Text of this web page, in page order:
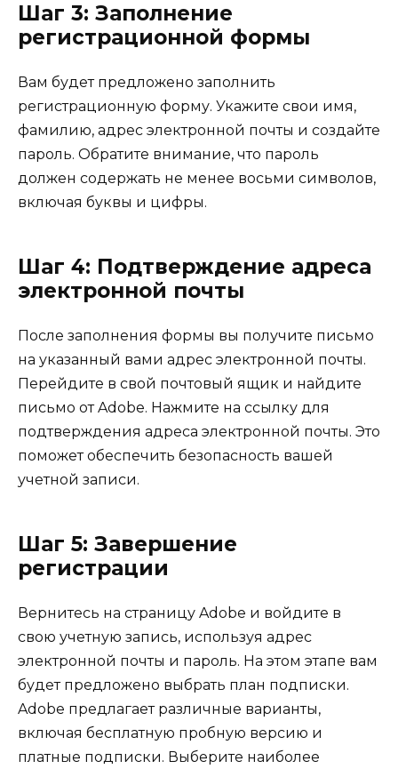
Шаг 3: Заполнение
регистрационной формы
Вам будет предложено заполнить
регистрационную форму. Укажите свои имя,
фамилию, адрес электронной почты и создайте
пароль. Обратите внимание, что пароль
должен содержать не менее восьми символов,
включая буквы и цифры.
Шаг 4: Подтверждение адреса
электронной почты
После заполнения формы вы получите письмо
на указанный вами адрес электронной почты.
Перейдите в свой почтовый ящик и найдите
письмо от Adobe. Нажмите на ссылку для
подтверждения адреса электронной почты. Это
поможет обеспечить безопасность вашей
учетной записи.
Шаг 5: Завершение
регистрации
Вернитесь на страницу Adobe и войдите в
свою учетную запись, используя адрес
электронной почты и пароль. На этом этапе вам
будет предложено выбрать план подписки.
Adobe предлагает различные варианты,
включая бесплатную пробную версию и
платные подписки. Выберите наиболее